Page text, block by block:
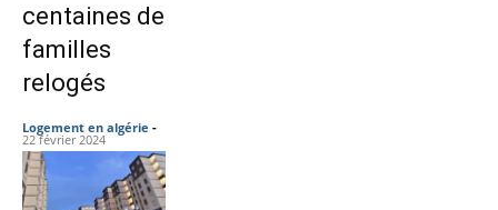
centaines de
familles
relogés
Logement en algérie -
22 février 2024